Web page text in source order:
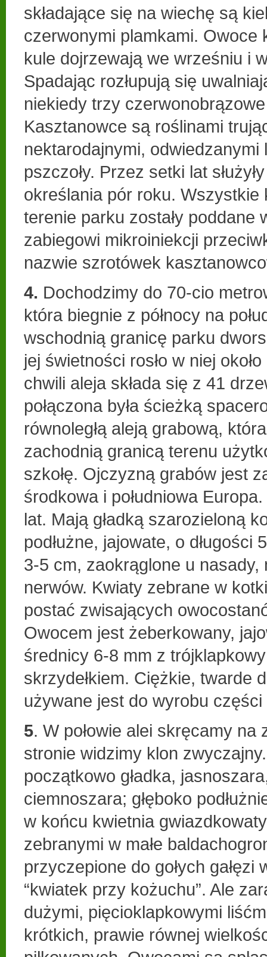
składające się na wiechę są
czerwonymi plamkami. Owoce
kule dojrzewają we wrześniu i
Spadając rozłupują się
niekiedy trzy
Kasztanowce są roślinami
nektarodajnymi, odwiedzanymi
pszczoły. Przez setki lat
określania pór roku. Wszystkie
terenie parku zostały poddane
zabiegowi mikroiniekcji
nazwie szrotówek
4. Dochodzimy do 70-cio
która biegnie z północy na
wschodnią granicę parku
jej świetności rosło w niej
chwili aleja składa się z 41
połączona była ścieżką
równoległą aleją grabową,
zachodnią granicą terenu
szkołę. Ojczyzną grabów jest
środkowa i południowa
lat. Mają gładką szarozieloną
podłużne, jajowate, o długości
3-5 cm, zaokrąglone u nasady,
nerwów. Kwiaty zebrane w
postać zwisających
Owocem jest żeberkowany,
średnicy 6-8 mm z
skrzydełkiem. Ciężkie, twarde
używane jest do wyrobu
5. W połowie alei skręcamy na
stronie widzimy klon
początkowo gładka,
ciemnoszara; głęboko
w końcu kwietnia
zebranymi w małe
przyczepione do gołych gałęzi
“kwiatek przy kożuchu”. Ale
dużymi, pięcioklapkowymi
krótkich, prawie równej